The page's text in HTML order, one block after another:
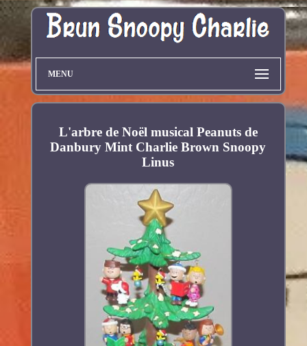
MENU
L'arbre de Noël musical Peanuts de
Danbury Mint Charlie Brown Snoopy
Linus